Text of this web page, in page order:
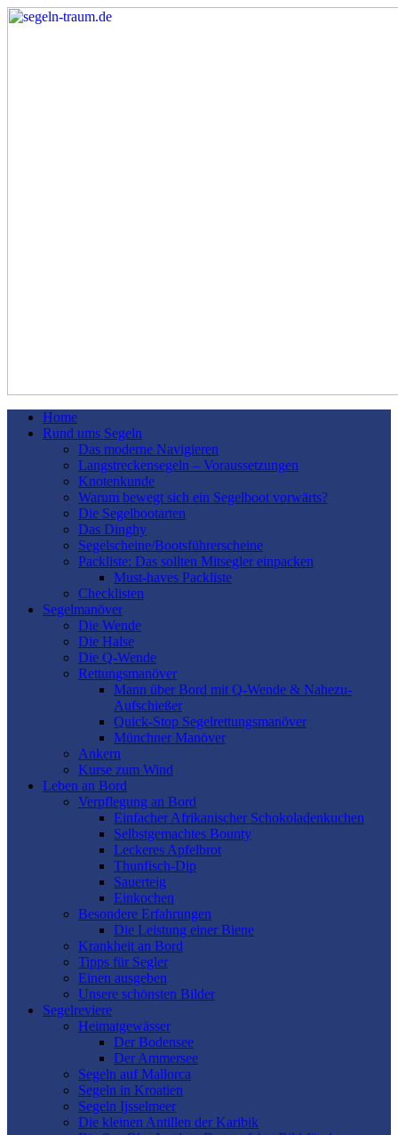
Home
Rund ums Segeln
Das moderne Navigieren
Langstreckensegeln – Voraussetzungen
Knotenkunde
Warum bewegt sich ein Segelboot vorwärts?
Die Segelbootarten
Das Dinghy
Segelscheine/Bootsführerscheine
Packliste: Das sollten Mitsegler einpacken
Must-haves Packliste
Checklisten
Segelmanöver
Die Wende
Die Halse
Die Q-Wende
Rettungsmanöver
Mann über Bord mit Q-Wende & Nahezu-
Aufschießer
Quick-Stop Segelrettungsmanöver
Münchner Manöver
Ankern
Kurse zum Wind
Leben an Bord
Verpflegung an Bord
Einfacher Afrikanischer Schokoladenkuchen
Selbstgemachtes Bounty
Leckeres Apfelbrot
Thunfisch-Dip
Sauerteig
Einkochen
Besondere Erfahrungen
Die Leistung einer Biene
Krankheit an Bord
Tipps für Segler
Einen ausgeben
Unsere schönsten Bilder
Segelreviere
Heimatgewässer
Der Bodensee
Der Ammersee
Segeln auf Mallorca
Segeln in Kroatien
Segeln Ijsselmeer
Die kleinen Antillen der Karibik